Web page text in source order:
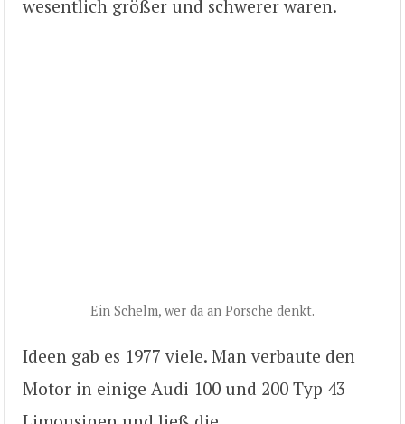
wesentlich größer und schwerer waren.
Ein Schelm, wer da an Porsche denkt.
Ideen gab es 1977 viele. Man verbaute den
Motor in einige Audi 100 und 200 Typ 43